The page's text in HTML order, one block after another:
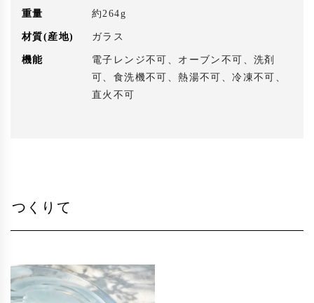
重量 約264g
材質(産地) ガラス
機能
電子レンジ不可、オーブン不可、洗剤
可、食洗機不可、熱湯不可、冷凍不可、
直火不可
つくりて